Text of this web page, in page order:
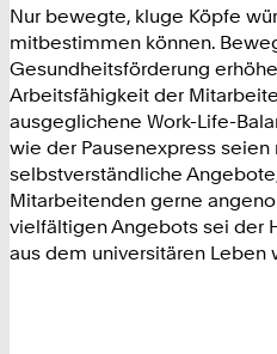
Nur bewegte, kluge Köpfe
mitbestimmen können.
Gesundheitsförderung
Arbeitsfähigkeit der
ausgeglichene Work-Life-
wie der Pausenexpress
selbstverständliche
Mitarbeitenden gerne
vielfältigen Angebots sei der
aus dem universitären Leben